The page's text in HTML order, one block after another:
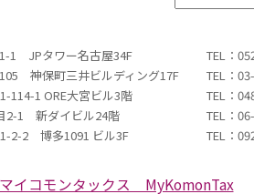
1 JPタワー名古屋34F
TEL：
神保町三井ビルディング17F
TEL：
114-1 ORE大宮ビル3階
TEL：
2-1 新ダイビル24階
TEL：
2-2 博多1091 ビル3F TEL：
イコモンタックス MyKomonTax